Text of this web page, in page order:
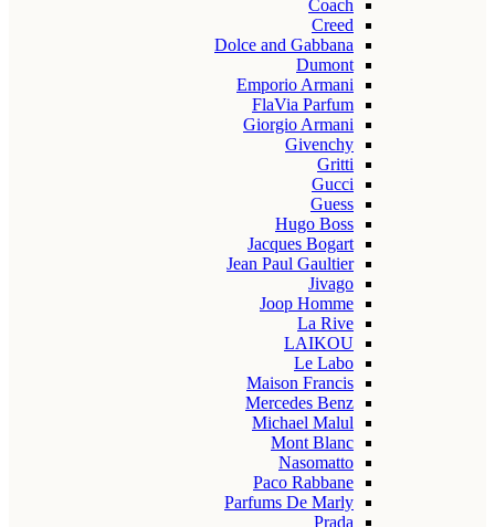
Coach
Creed
Dolce and Gabbana
Dumont
Emporio Armani
FlaVia Parfum
Giorgio Armani
Givenchy
Gritti
Gucci
Guess
Hugo Boss
Jacques Bogart
Jean Paul Gaultier
Jivago
Joop Homme
La Rive
LAIKOU
Le Labo
Maison Francis
Mercedes Benz
Michael Malul
Mont Blanc
Nasomatto
Paco Rabbane
Parfums De Marly
Prada